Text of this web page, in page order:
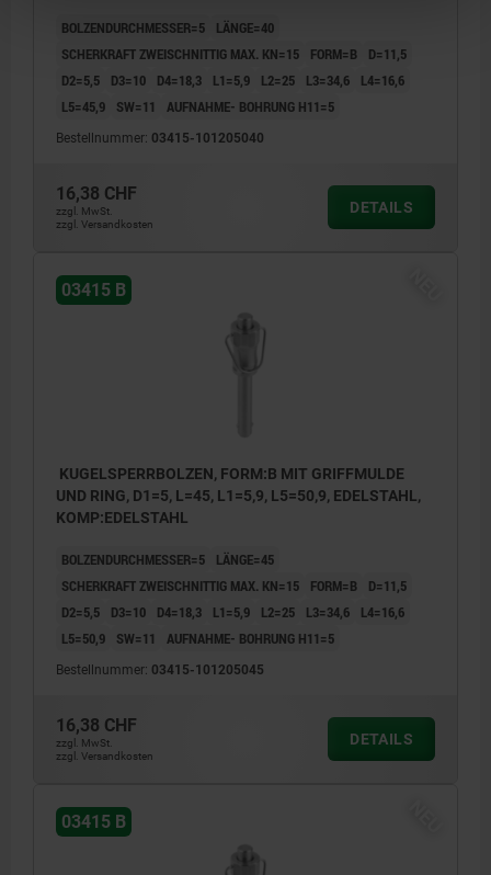
BOLZENDURCHMESSER=5
LÄNGE=40
SCHERKRAFT ZWEISCHNITTIG MAX. KN=15
FORM=B
D=11,5
D2=5,5
D3=10 D4=18,3 L1=5,9 L2=25 L3=34,6
L4=16,6
L5=45,9
SW=11 AUFNAHME- BOHRUNG H11=5
Bestellnummer: 03415-101205040
16,38 CHF
zzgl. MwSt.
zzgl. Versandkosten
DETAILS
03415 B
KUGELSPERRBOLZEN, FORM:B MIT GRIFFMULDE
UND RING, D1=5, L=45, L1=5,9, L5=50,9, EDELSTAHL,
KOMP:EDELSTAHL
BOLZENDURCHMESSER=5
LÄNGE=45
SCHERKRAFT ZWEISCHNITTIG MAX. KN=15
FORM=B
D=11,5
D2=5,5
D3=10 D4=18,3 L1=5,9 L2=25 L3=34,6
L4=16,6
L5=50,9
SW=11 AUFNAHME- BOHRUNG H11=5
Bestellnummer: 03415-101205045
16,38 CHF
zzgl. MwSt.
zzgl. Versandkosten
DETAILS
03415 B